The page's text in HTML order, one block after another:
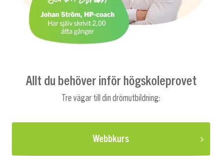
Allt du behöver inför högskoleprovet
Tre vägar till din drömutbildning:
Webbkurs